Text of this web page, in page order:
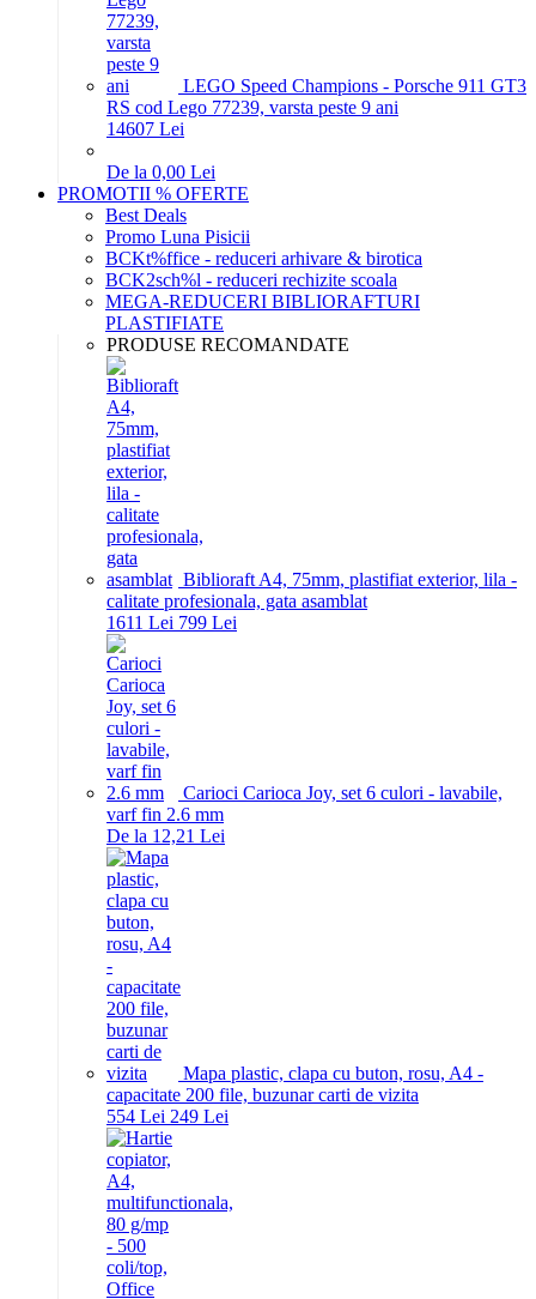
LEGO Speed Champions - Porsche 911 GT3
RS cod Lego 77239, varsta peste 9 ani
14607 Lei
De la 0,00 Lei
PROMOTII % OFERTE
Best Deals
Promo Luna Pisicii
BCKt%ffice - reduceri arhivare & birotica
BCK2sch%l - reduceri rechizite scoala
MEGA-REDUCERI BIBLIORAFTURI
PLASTIFIATE
PRODUSE RECOMANDATE
Biblioraft A4, 75mm, plastifiat exterior, lila -
calitate profesionala, gata asamblat
1611 Lei 799 Lei
Carioci Carioca Joy, set 6 culori - lavabile,
varf fin 2.6 mm
De la 12,21 Lei
Mapa plastic, clapa cu buton, rosu, A4 -
capacitate 200 file, buzunar carti de vizita
554 Lei 249 Lei